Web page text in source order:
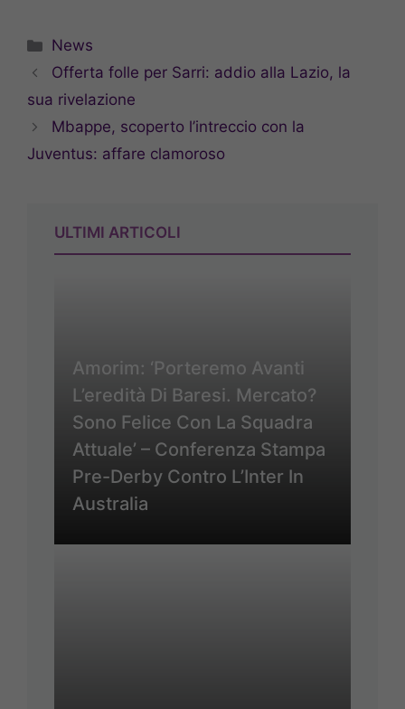
Categorie
News
Offerta folle per Sarri: addio alla Lazio, la
sua rivelazione
Mbappe, scoperto l’intreccio con la
Juventus: affare clamoroso
ULTIMI ARTICOLI
Amorim: ‘Porteremo Avanti
L’eredità Di Baresi. Mercato?
Sono Felice Con La Squadra
Attuale’ – Conferenza Stampa
Pre-Derby Contro L’Inter In
Australia